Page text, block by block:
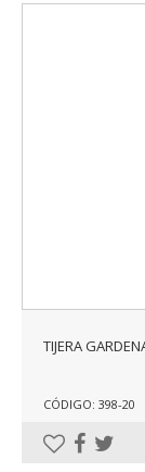
TIJERA
CÓDIGO: 398-20